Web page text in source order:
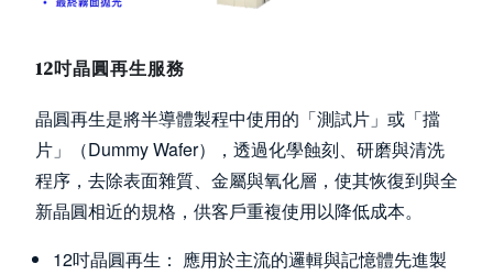
12吋晶圓再生服務
晶圓再生是將半導體製程中使用的「測試片」或「擋
片」（Dummy Wafer），透過化學蝕刻、研磨與清洗
程序，去除表面雜質、金屬與氧化層，使其恢復到與全
新晶圓相近的規格，供客戶重複使用以降低成本。
12吋晶圓再生： 應用於主流的邏輯與記憶體先進製